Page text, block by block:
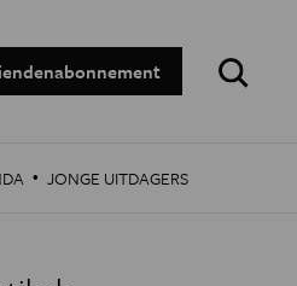
Zoeken:
· JONGE UITDAGERS